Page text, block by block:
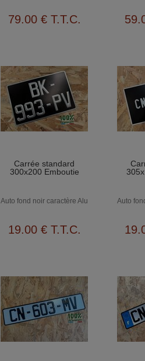
79.00 € T.T.C. 59
Carrée standard
300x200 Emboutie
Auto fond noir caractère Alu
19.00 € T.T.C.
Auto
19